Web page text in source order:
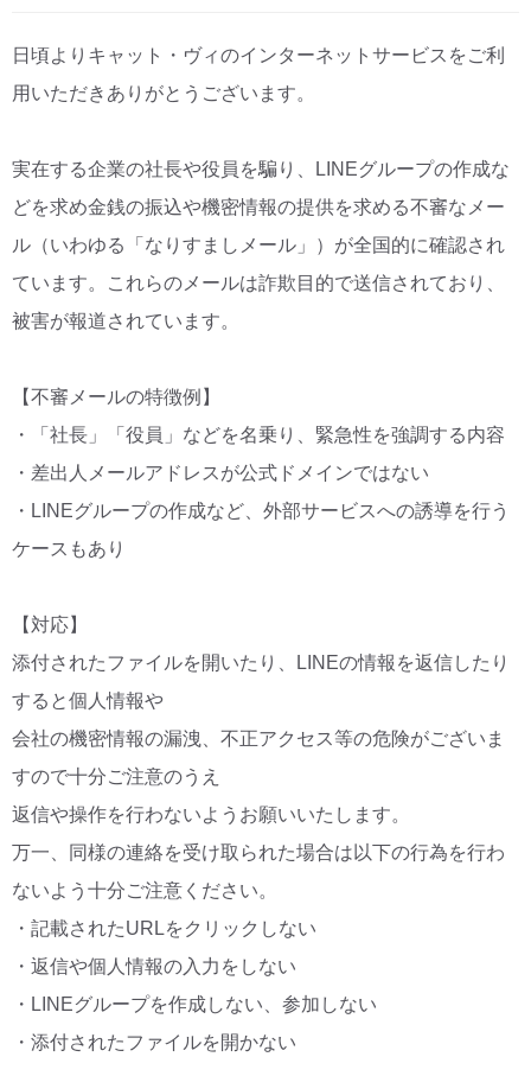
日頃よりキャット・ヴィのインターネットサービスをご利
用いただきありがとうございます。
実在する企業の社長や役員を騙り、LINEグループの作成な
どを求め金銭の振込や機密情報の提供を求める不審なメー
ル（いわゆる「なりすましメール」）が全国的に確認され
ています。これらのメールは詐欺目的で送信されており、
被害が報道されています。
【不審メールの特徴例】
・「社長」「役員」などを名乗り、緊急性を強調する内容
・差出人メールアドレスが公式ドメインではない
・LINEグループの作成など、外部サービスへの誘導を行う
ケースもあり
【対応】
添付されたファイルを開いたり、LINEの情報を返信したり
すると個人情報や
会社の機密情報の漏洩、不正アクセス等の危険がございま
すので十分ご注意のうえ
返信や操作を行わないようお願いいたします。
万一、同様の連絡を受け取られた場合は以下の行為を行わ
ないよう十分ご注意ください。
・記載されたURLをクリックしない
・返信や個人情報の入力をしない
・LINEグループを作成しない、参加しない
・添付されたファイルを開かない
サービスエリア